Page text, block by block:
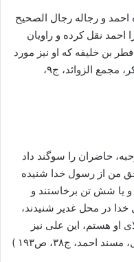
احمد و رجاله رجال الصحیح
احمد نقل کرده و راویان
بن خلیفه که او نیز مورد
اعتماد است.» ، (هیثمی، علی بن ابی بکر، مجمع الزوائد، ج۹،
حاضران را سوگند داد
من از رسول خدا شنیده
و یا شش تن برخاستند و
خدا در محل غدیر شنیدند،
هستم، این علی نیز
ج۳۸، ص۱۹۳ )